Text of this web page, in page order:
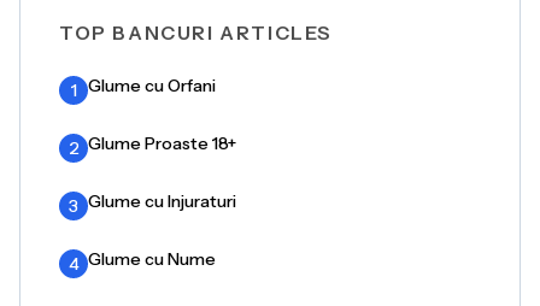
TOP BANCURI ARTICLES
1 Glume cu Orfani
2 Glume Proaste 18+
3 Glume cu Injuraturi
4 Glume cu Nume